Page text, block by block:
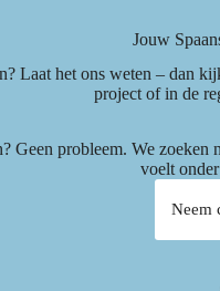
Jouw
Laat het ons weten – dan
project of in de
Geen probleem. We
voelt
Neem